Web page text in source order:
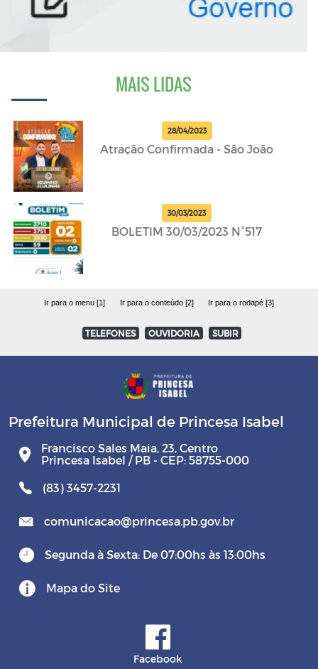
MAIS LIDAS
28/04/2023
Atração Confirmada - São João
30/03/2023
BOLETIM 30/03/2023 N°517
Ir para o menu [1] Ir para o conteúdo [2] Ir para o rodapé [3]
TELEFONES OUVIDORIA SUBIR
Prefeitura Municipal de Princesa Isabel
Francisco Sales Maia, 23, Centro
Princesa Isabel / PB - CEP: 58755-000
(83) 3457-2231
comunicacao@princesa.pb.gov.br
Segunda à Sexta: De 07:00hs às 13:00hs
Mapa do Site
Facebook